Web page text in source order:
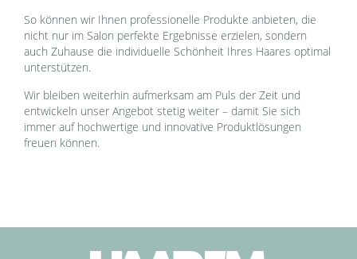
So können wir Ihnen professionelle Produkte anbieten, die
nicht nur im Salon perfekte Ergebnisse erzielen, sondern
auch Zuhause die individuelle Schönheit Ihres Haares optimal
unterstützen.
Wir bleiben weiterhin aufmerksam am Puls der Zeit und
entwickeln unser Angebot stetig weiter – damit Sie sich
immer auf hochwertige und innovative Produktlösungen
freuen können.